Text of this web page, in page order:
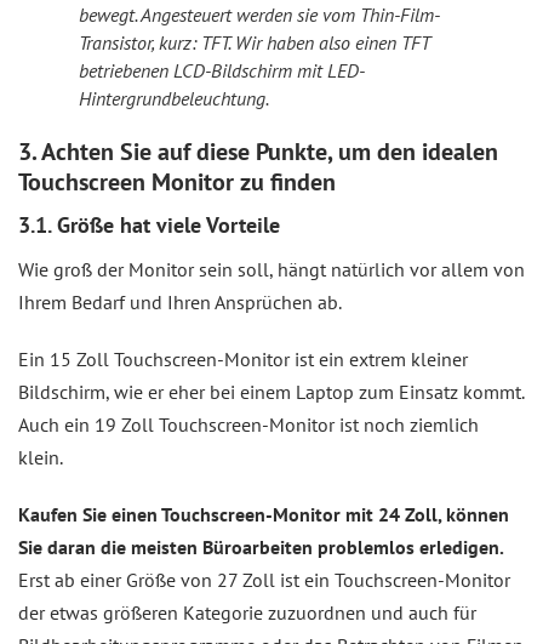
bewegt. Angesteuert werden sie vom Thin-Film-
Transistor, kurz: TFT. Wir haben also einen TFT
betriebenen LCD-Bildschirm mit LED-
Hintergrundbeleuchtung.
3. Achten Sie auf diese Punkte, um den idealen
Touchscreen Monitor zu finden
3.1. Größe hat viele Vorteile
Wie groß der Monitor sein soll, hängt natürlich vor allem von
Ihrem Bedarf und Ihren Ansprüchen ab.
Ein 15 Zoll Touchscreen-Monitor ist ein extrem kleiner
Bildschirm, wie er eher bei einem Laptop zum Einsatz kommt.
Auch ein 19 Zoll Touchscreen-Monitor ist noch ziemlich
klein.
Kaufen Sie einen Touchscreen-Monitor mit 24 Zoll, können
Sie daran die meisten Büroarbeiten problemlos erledigen.
Erst ab einer Größe von 27 Zoll ist ein Touchscreen-Monitor
der etwas größeren Kategorie zuzuordnen und auch für